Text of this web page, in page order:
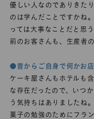
優しい人なのでありきた
のは学んだことですかね
っては大事なことだと思
前のお客さんも、生産者
●昔からご自身で何かお店
ケーキ屋さんもホテルも
な存在だったので、いつ
う気持ちはありましたね
菓子の勉強のためにフラ